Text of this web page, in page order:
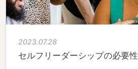
2023.07.28
セルフリーダーシップの必要性